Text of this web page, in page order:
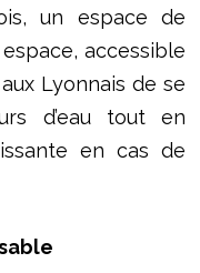
un espace de
accessible
Lyonnais de se
d’eau tout en
en cas de